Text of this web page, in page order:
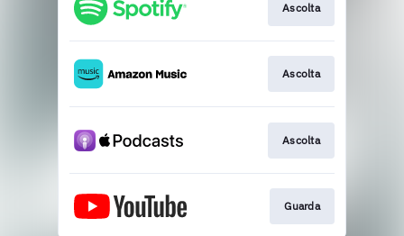
Ascolta
Ascolta
Ascolta
Guarda